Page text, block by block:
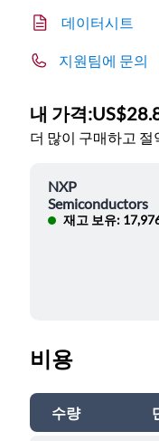
데이터시트
지원팀에 문의
내 가격:
더 많이 구매하고
NXP
Semiconductors
재고 보유:
비용
수량